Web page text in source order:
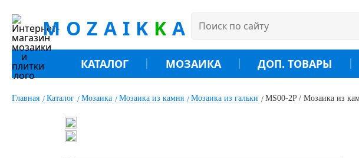
MOZAIK K A
КАТАЛОГ МОЗАИКА ДОП. ТОВАРЫ
Главная Каталог Мозаика Мозаика из камня Мозаика из гальки MS00-2P / Мозаика из